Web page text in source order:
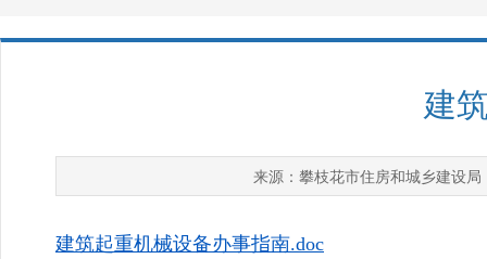
建
来源： 攀枝花市住房和城乡建设局
建筑起重机械设备办事指南.doc